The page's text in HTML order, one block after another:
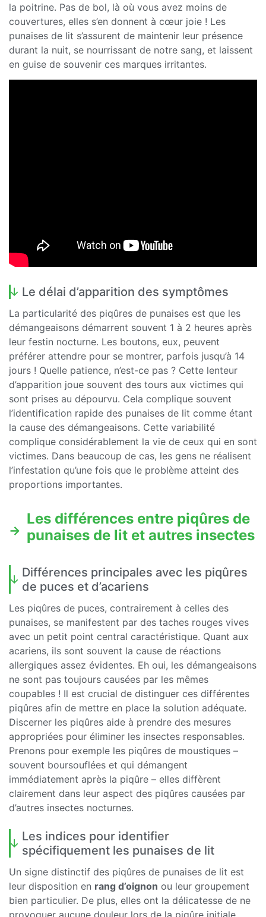
la poitrine. Pas de bol, là où vous avez moins de
couvertures, elles s’en donnent à cœur joie ! Les
punaises de lit s’assurent de maintenir leur présence
durant la nuit, se nourrissant de notre sang, et laissent
en guise de souvenir ces marques irritantes.
Le délai d’apparition des symptômes
La particularité des piqûres de punaises est que les
démangeaisons démarrent souvent 1 à 2 heures après
leur festin nocturne. Les boutons, eux, peuvent
préférer attendre pour se montrer, parfois jusqu’à 14
jours ! Quelle patience, n’est-ce pas ? Cette lenteur
d’apparition joue souvent des tours aux victimes qui
sont prises au dépourvu. Cela complique souvent
l’identification rapide des punaises de lit comme étant
la cause des démangeaisons. Cette variabilité
complique considérablement la vie de ceux qui en sont
victimes. Dans beaucoup de cas, les gens ne réalisent
l’infestation qu’une fois que le problème atteint des
proportions importantes.
Les différences entre piqûres de
punaises de lit et autres insectes
Différences principales avec les piqûres
de puces et d’acariens
Les piqûres de puces, contrairement à celles des
punaises, se manifestent par des taches rouges vives
avec un petit point central caractéristique. Quant aux
acariens, ils sont souvent la cause de réactions
allergiques assez évidentes. Eh oui, les démangeaisons
ne sont pas toujours causées par les mêmes
coupables ! Il est crucial de distinguer ces différentes
piqûres afin de mettre en place la solution adéquate.
Discerner les piqûres aide à prendre des mesures
appropriées pour éliminer les insectes responsables.
Prenons pour exemple les piqûres de moustiques –
souvent boursouflées et qui démangent
immédiatement après la piqûre – elles diffèrent
clairement dans leur aspect des piqûres causées par
d’autres insectes nocturnes.
Les indices pour identifier
spécifiquement les punaises de lit
Un signe distinctif des piqûres de punaises de lit est
leur disposition en rang d’oignon ou leur groupement
bien particulier. De plus, elles ont la délicatesse de ne